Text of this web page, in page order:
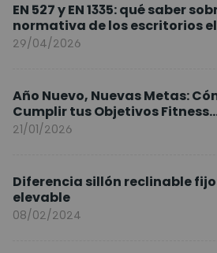
EN 527 y EN 1335: qué saber
normativa de los escritorios
y sillas ergonómicas
29/04/2026
Año Nuevo, Nuevas Metas:
Cumplir tus Objetivos Fitness
Entrenando en Casa
21/01/2026
Diferencia sillón reclinable fijo
elevable
08/02/2024